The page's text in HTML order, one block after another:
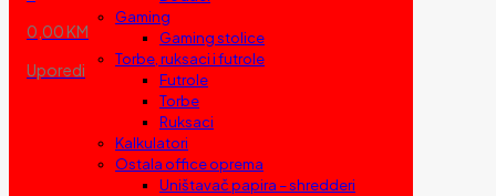
0,00 KM
Uporedi
Gaming
Gaming stolice
Torbe, ruksaci i futrole
Futrole
Torbe
Ruksaci
Kalkulatori
Ostala office oprema
Uništavač papira – shredderi